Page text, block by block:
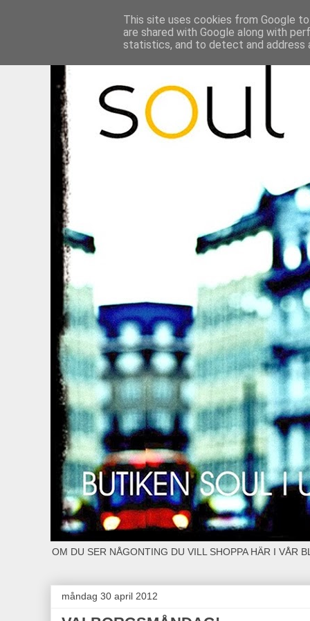
OM DU SER NÅGONTING DU VILL SHOPPA HÄR I VÅR
måndag 30 april 2012
This site uses cookies from Google
are shared with Google along with
statistics, and to detect and address